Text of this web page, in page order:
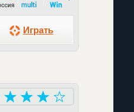
Играть